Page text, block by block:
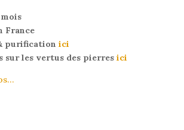
France
purification ici
sur les vertus des pierresici